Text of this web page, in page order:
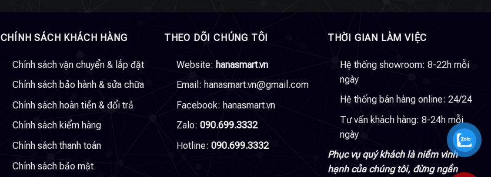
CHÍNH SÁCH KHÁCH HÀNG
Chính sách vận chuyển & lắp đặt
Chính sách bảo hành & sửa chữa
Chính sách hoàn tiền & đổi trả
Chính sách kiểm hàng
Chính sách thanh toán
Chính sách bảo mật
THEO DÕI CHÚNG TÔI
Website: hanasmart.vn
Email: hanasmart.vn@gmail.com
Facebook: hanasmart.vn
Zalo: 090.699.3332
Hotline: 090.699.3332
THỜI GIAN LÀM VIỆC
Hệ thống showroom: 8-22h mỗi
ngày
Hệ thống bán hàng online: 24/24
Tư vấn khách hàng: 8-24h mỗi
ngày
Phục vụ quý khách là niềm vinh
hạnh của chúng tôi, đừng ngần